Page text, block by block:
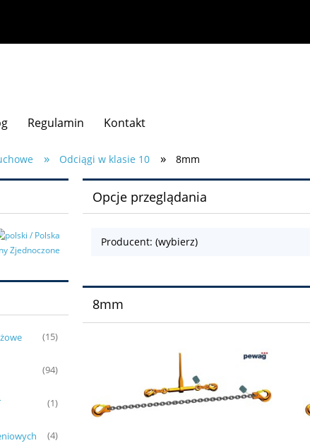
Regulamin Kontakt
» Odciągi w klasie 10 » 8mm
(15)
(94)
(1)
(4)
Opcje przeglądania
Producent: (wybierz)
8mm